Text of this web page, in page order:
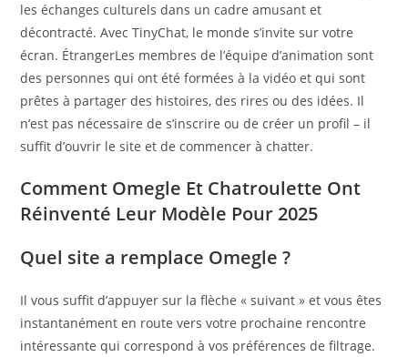
les échanges culturels dans un cadre amusant et
décontracté. Avec TinyChat, le monde s’invite sur votre
écran. ÉtrangerLes membres de l’équipe d’animation sont
des personnes qui ont été formées à la vidéo et qui sont
prêtes à partager des histoires, des rires ou des idées. Il
n’est pas nécessaire de s’inscrire ou de créer un profil – il
suffit d’ouvrir le site et de commencer à chatter.
Comment Omegle Et Chatroulette Ont
Réinventé Leur Modèle Pour 2025
Quel site a remplace Omegle ?
Il vous suffit d’appuyer sur la flèche « suivant » et vous êtes
instantanément en route vers votre prochaine rencontre
intéressante qui correspond à vos préférences de filtrage.